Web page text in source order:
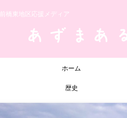
前橋東地区応援メディア
ホーム
歴史